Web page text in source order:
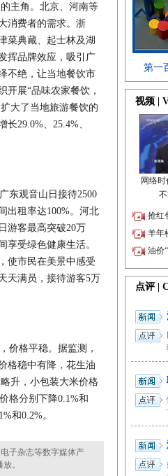
主角。北京、河南等
消费者的需求。浙
菜典藏、起士林及湖
挥品牌效应，吸引广
不绝，让当地餐饮市
展“品味农家餐饮，
大了当地旅游餐饮的
29.0%、25.4%、
东观音山日接待2500
出租率达100%。河北
游客最高突破20万
享受绿色健康生活。
使市民在美景中感受
天满员，接待游客5万
价格平稳。据监测，
格稳中有降，花生油
升，小包装大米价格
格分别下降0.1%和
和0.2%。
子杂志等数字媒体产
。